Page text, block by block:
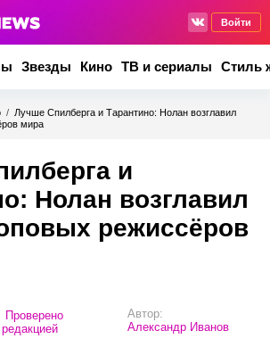
Войти
Звезды Кино ТВ и сериалы Стиль
/ Лучше Спилберга и Тарантино: Нолан возглавил
мира
и
Нолан возглавил
режиссёров
Проверено
редакцией
Автор:
Александр Иванов